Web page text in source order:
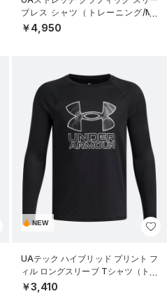
ブレス シャツ（トレーニング/ME
N）
￥4,950
NEW
UAテック ハイブリッド プリント フ
ィル ロングスリーブ Tシャツ（トレ
ーニング/BOYS）
￥3,410